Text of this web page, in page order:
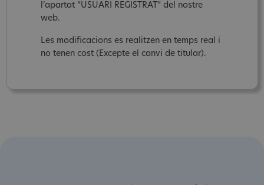
l‘apartat “USUARI REGISTRAT” del nostre
web.
Les modificacions es realitzen en temps real i
no tenen cost (Excepte el canvi de titular).